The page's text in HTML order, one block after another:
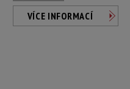
VÍCE INFORMACÍ